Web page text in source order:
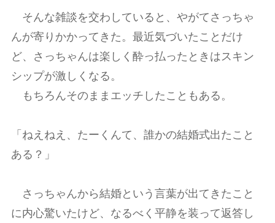
そんな雑談を交わしていると、やがてさっちゃ
んが寄りかかってきた。最近気づいたことだけ
ど、さっちゃんは楽しく酔っ払ったときはスキン
シップが激しくなる。
もちろんそのままエッチしたこともある。
「ねえねえ、たーくんて、誰かの結婚式出たこと
ある？」
さっちゃんから結婚という言葉が出てきたこと
に内心驚いたけど、なるべく平静を装って返答し